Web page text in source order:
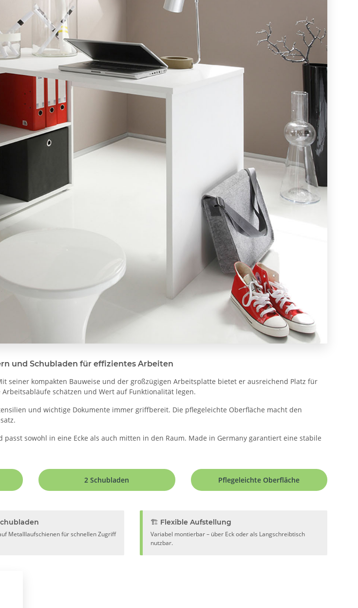
und Schubladen für effizientes Arbeiten
seiner kompakten Bauweise und der großzügigen Arbeitsplatte bietet er ausreichend Platz für
schätzen und Wert auf Funktionalität legen.
und wichtige Dokumente immer griffbereit. Die pflegeleichte Oberfläche macht den
sowohl in eine Ecke als auch mitten in den Raum. Made in Germany garantiert eine stabile
2 Schubladen Pflegeleichte Oberfläche
Metalllaufschienen für schnellen Zugriff
🏗️ Flexible Aufstellung
Variabel montierbar – über Eck oder als Langschreibtisch
nutzbar.